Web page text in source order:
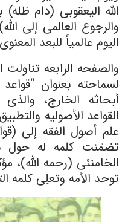
الله الیعقوبی (دام ظله)
والرجوع العالمی إلى
الیوم عالمیاً للبعد
والصفحه الرابعه
لسماحته بعنوان
أبحاثه الخارج،
القواعد الأصولیه
علم أصول الفقه إلى
تضمّنت کلمه له حول
الخامنئی (رحمه الله)،
توحد الأمه وتعلِی کلمه